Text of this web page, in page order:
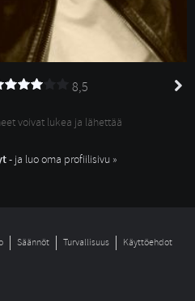
8,5
voivat lukea ja lähettää
- ja luo oma profiilisivu »
Säännöt Turvallisuus
Käyttöehdot